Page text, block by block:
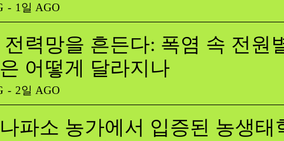
- 1일 AGO
력망을 흔든다: 폭염 속 전원
어떻게 달라지나
- 2일 AGO
파소 농가에서 입증된 농생태